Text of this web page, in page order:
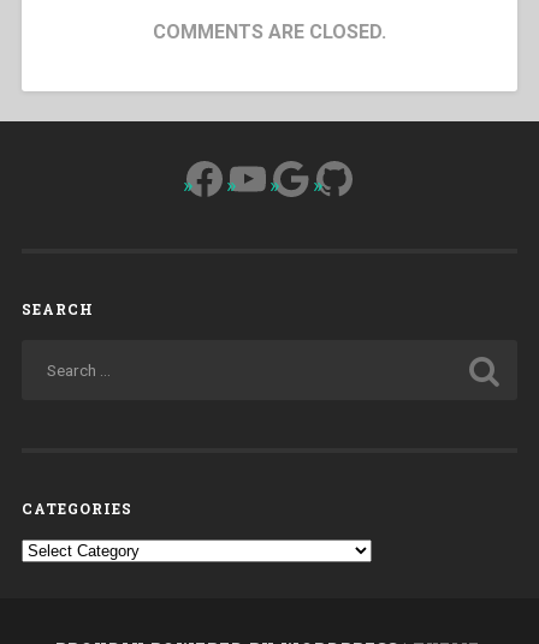
COMMENTS ARE CLOSED.
Facebook
YouTube
Google
GitHub
SEARCH
CATEGORIES
Categories